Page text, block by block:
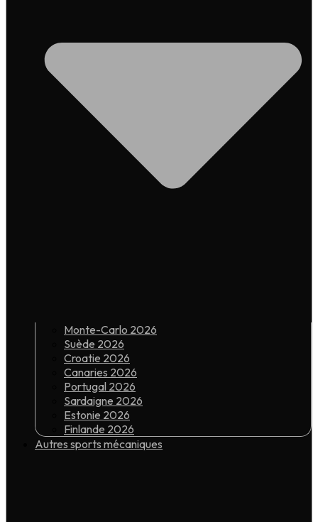
Monte-Carlo 2026
Suède 2026
Croatie 2026
Canaries 2026
Portugal 2026
Sardaigne 2026
Estonie 2026
Finlande 2026
Autres sports mécaniques